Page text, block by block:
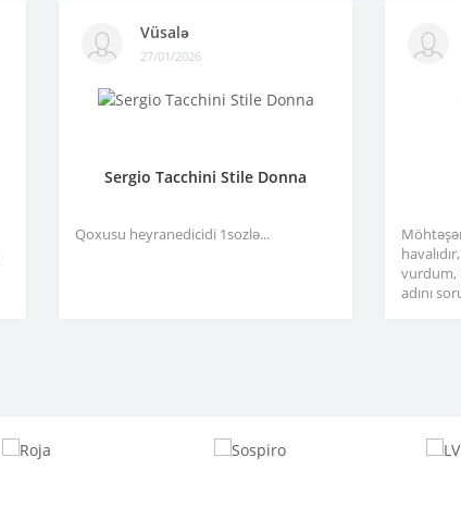
Vüsalə
27/01/2026
Sergio Tacchini Stile Donna
Qoxusu heyranedicidi 1sozlə...
vurdum,
adını